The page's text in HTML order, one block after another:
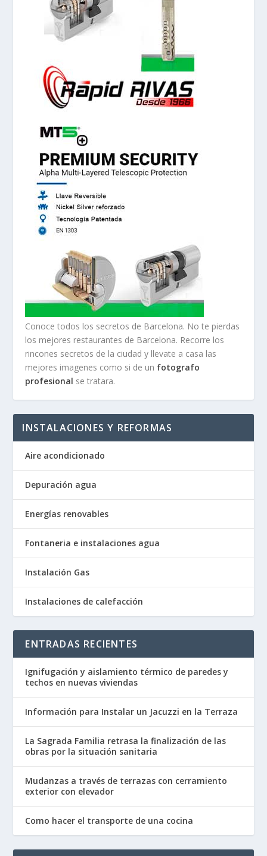
Conoce todos los secretos de Barcelona. No te pierdas
los mejores restaurantes de Barcelona. Recorre los
rincones secretos de la ciudad y llevate a casa las
mejores imagenes como si de un fotografo
profesional se tratara.
INSTALACIONES Y REFORMAS
Aire acondicionado
Depuración agua
Energías renovables
Fontaneria e instalaciones agua
Instalación Gas
Instalaciones de calefacción
ENTRADAS RECIENTES
Ignifugación y aislamiento térmico de paredes y
techos en nuevas viviendas
Información para Instalar un Jacuzzi en la Terraza
La Sagrada Familia retrasa la finalización de las
obras por la situación sanitaria
Mudanzas a través de terrazas con cerramiento
exterior con elevador
Como hacer el transporte de una cocina